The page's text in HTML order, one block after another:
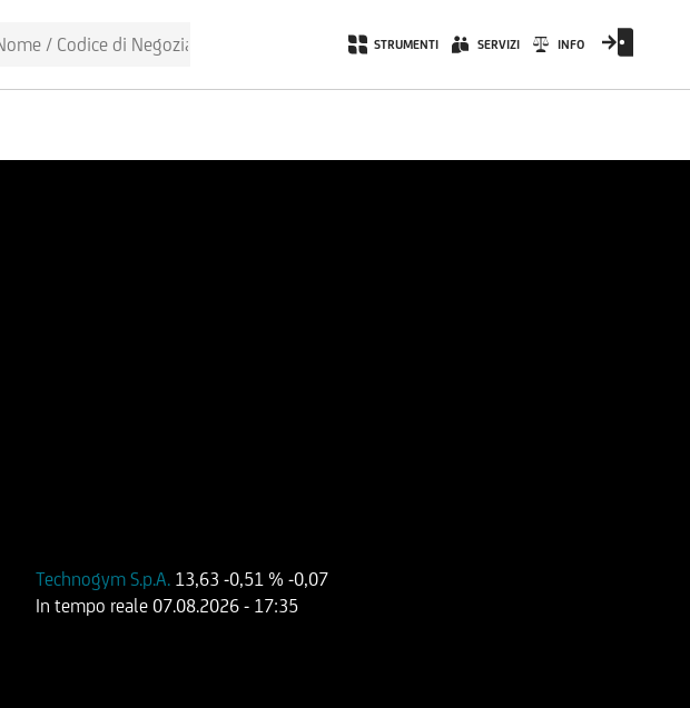
STRUMENTI SERVIZI INFO
Technogym S.p.A. 13,63-0,51 %-0,07
In tempo reale 07.08.2026 - 17:35